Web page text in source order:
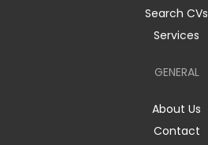
Search CVs
Services
GENERAL
About Us
Contact